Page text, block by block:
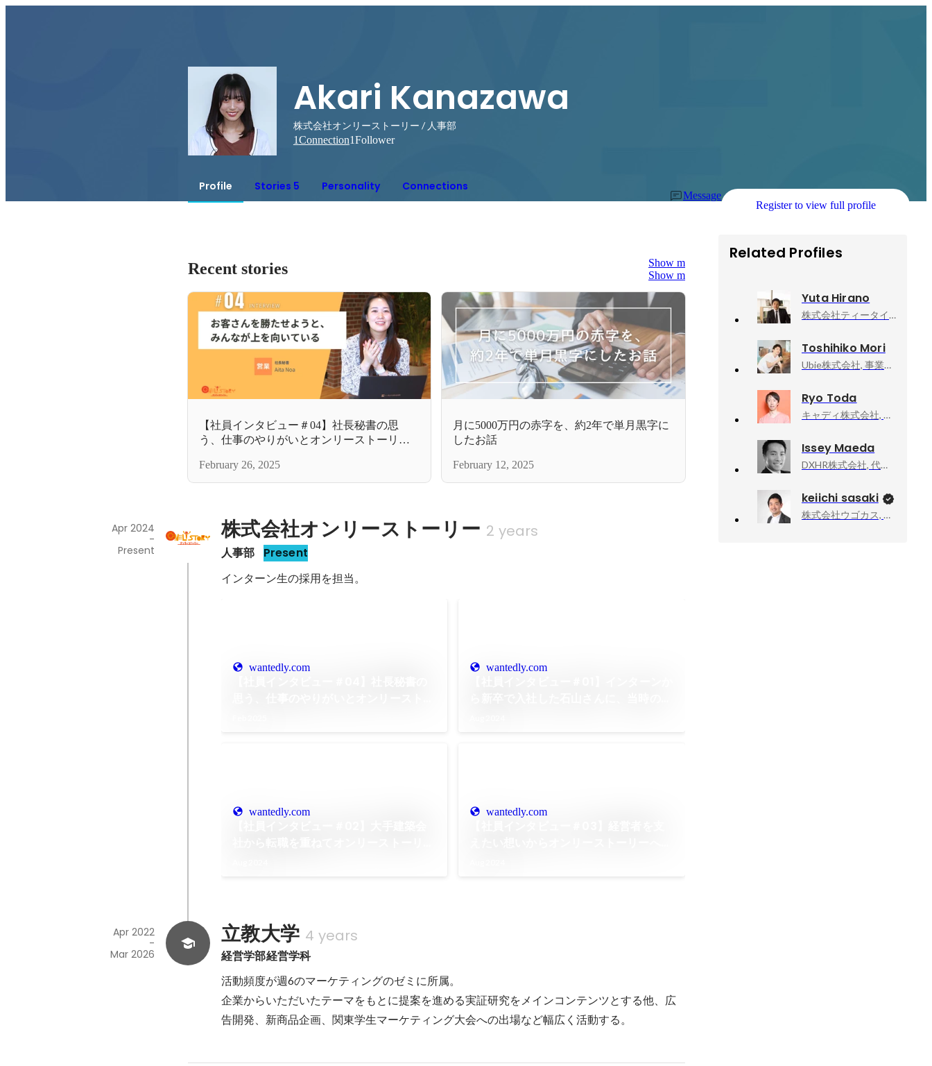
Akari Kanazawa
株式会社オンリーストーリー / 人事部
1Connection1Follower
Profile Stories 5 Personality Connections
Message
Register to view full profile
Recent stories
Show more
Show more
【社員インタビュー＃04】社長秘書の思
う、仕事のやりがいとオンリーストーリー
February 26, 2025
月に5000万円の赤字を、約2年で単月黒字に
したお話
February 12, 2025
株式会社オンリーストーリー 2 years
人事部 Present
Apr 2024
-
Present
インターン生の採用を担当。
wantedly.com wantedly.com
wantedly.com wantedly.com
立教大学 4 years
経営学部経営学科
Apr 2022
-
Mar 2026
活動頻度が週6のマーケティングのゼミに所属。
企業からいただいたテーマをもとに提案を進める実証研究をメインコンテンツとする他、広
告開発、新商品企画、関東学生マーケティング大会への出場など幅広く活動する。
Related Profiles
Yuta Hirano
株式会社ティータイム, 代表取締役社長
Toshihiko Mori
Ubie株式会社, 事業開発/BizDev・採用
Ryo Toda
キャディ株式会社, マーケティング/価値創造リーダー
Issey Maeda
DXHR株式会社, 代表取締役
keiichi sasaki
株式会社ウゴカス, 代表取締役